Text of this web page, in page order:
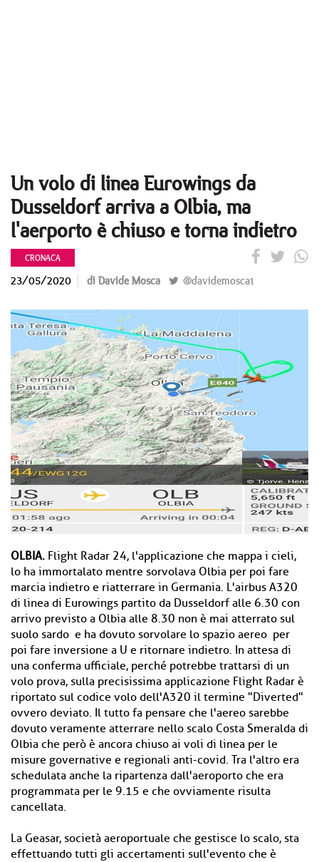
Un volo di linea Eurowings da
Dusseldorf arriva a Olbia, ma
l'aerporto è chiuso e torna indietro
CRONACA
23/05/2020 di Davide Mosca @davidemosca1
OLBIA. Flight Radar 24, l'applicazione che mappa i cieli,
lo ha immortalato mentre sorvolava Olbia per poi fare
marcia indietro e riatterrare in Germania. L'airbus A320
di linea di Eurowings partito da Dusseldorf alle 6.30 con
arrivo previsto a Olbia alle 8.30 non è mai atterrato sul
suolo sardo e ha dovuto sorvolare lo spazio aereo per
poi fare inversione a U e ritornare indietro. In attesa di
una conferma ufficiale, perché potrebbe trattarsi di un
volo prova, sulla precisissima applicazione Flight Radar è
riportato sul codice volo dell'A320 il termine "Diverted"
ovvero deviato. Il tutto fa pensare che l'aereo sarebbe
dovuto veramente atterrare nello scalo Costa Smeralda di
Olbia che però è ancora chiuso ai voli di linea per le
misure governative e regionali anti-covid. Tra l'altro era
schedulata anche la ripartenza dall'aeroporto che era
programmata per le 9.15 e che ovviamente risulta
cancellata.
La Geasar, società aeroportuale che gestisce lo scalo, sta
effettuando tutti gli accertamenti sull'evento che è